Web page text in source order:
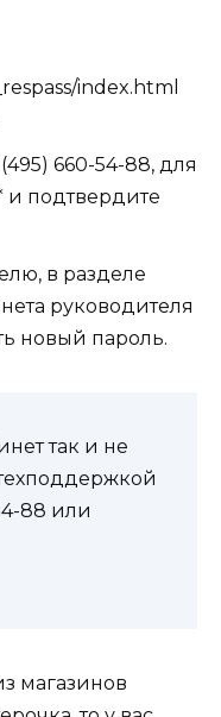
index.html
660-54-88, для
и подтвердите
в разделе
руководителя
новый пароль.
так и не
88 или
магазинов